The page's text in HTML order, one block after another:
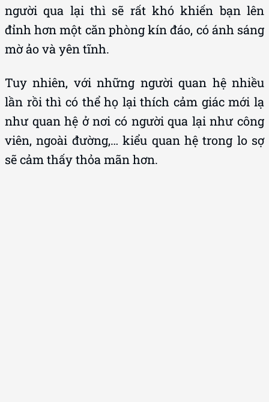
người qua lại thì sẽ rất khó khiến bạn lên
đỉnh hơn một căn phòng kín đáo, có ánh sáng
mờ ảo và yên tĩnh.
Tuy nhiên, với những người quan hệ nhiều
lần rồi thì có thể họ lại thích cảm giác mới lạ
như quan hệ ở nơi có người qua lại như công
viên, ngoài đường,… kiểu quan hệ trong lo sợ
sẽ cảm thấy thỏa mãn hơn.